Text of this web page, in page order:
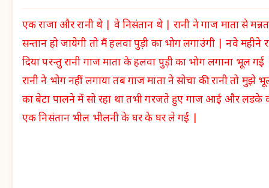
एक राजा और रानी थे | वे निसंतान थे | रानी ने गाज माता से मन्नत
सन्तान हो जायेगी तो मैं हलवा पुड़ी का भोग लगाउंगी | नवे महीने
दिया परन्तु रानी गाज माता के हलवा पुड़ी का भोग लगाना भूल
रानी ने भोग नहीं लगाया तब गाज माता ने सोचा की रानी तो मुझे
का बेटा पालने में सो रहा था तभी गरजते हुए गाज आई और लडके
एक निसंतान भील भीलनी के घर के घर ले गई |